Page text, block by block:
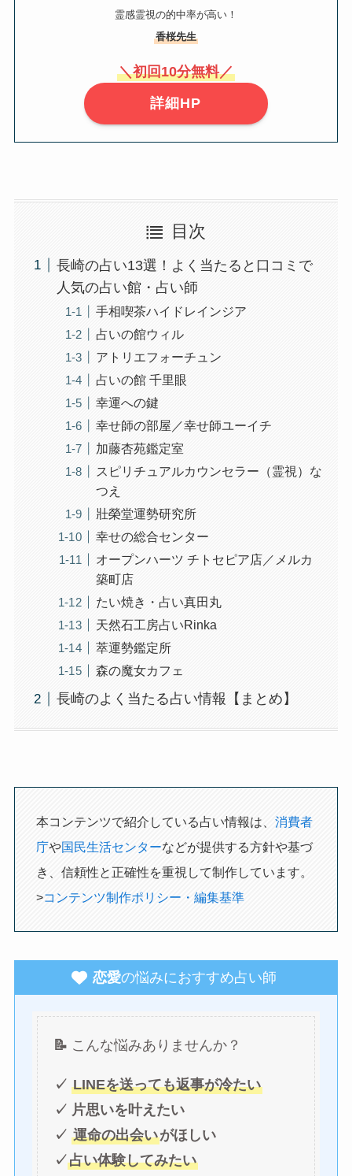
霊感霊視の的中率が高い！
香桜先生
＼初回10分無料／
詳細HP
目次
長崎の占い13選！よく当たると口コミで
人気の占い館・占い師
手相喫茶ハイドレインジア
占いの館ウィル
アトリエフォーチュン
占いの館 千里眼
幸運への鍵
幸せ師の部屋／幸せ師ユーイチ
加藤杏苑鑑定室
スピリチュアルカウンセラー（霊視）な
つえ
壯榮堂運勢研究所
幸せの総合センター
オープンハーツ チトセピア店／メルカ
築町店
たい焼き・占い真田丸
天然石工房占いRinka
萃運勢鑑定所
森の魔女カフェ
長崎のよく当たる占い情報【まとめ】
本コンテンツで紹介している占い情報は、 消費者
庁や国民生活センターなどが提供する方針や基づ
き、信頼性と正確性を重視して制作しています。
>コンテンツ制作ポリシー・編集基準
恋愛の悩みにおすすめ占い師
📝 こんな悩みありませんか？
✓LINEを送っても返事が冷たい
✓ 片思いを叶えたい
✓運命の出会いがほしい
✓占い体験してみたい